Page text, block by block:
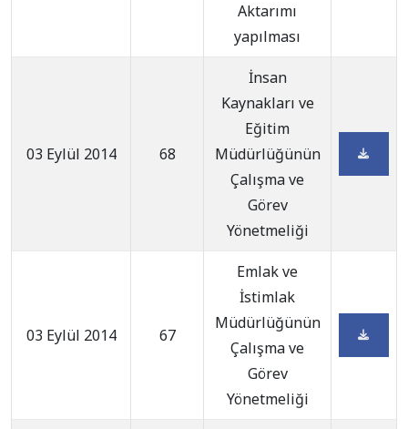
Aktarımı
yapılması
03 Eylül 2014 68
İnsan
Kaynakları ve
Eğitim
Müdürlüğünün
Çalışma ve
Görev
Yönetmeliği
03 Eylül 2014 67
Emlak ve
İstimlak
Müdürlüğünün
Çalışma ve
Görev
Yönetmeliği